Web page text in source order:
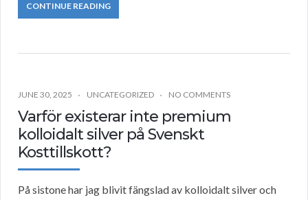
CONTINUE READING
JUNE 30, 2025 UNCATEGORIZED NO COMMENTS
Varför existerar inte premium
kolloidalt silver på Svenskt
Kosttillskott?
På sistone har jag blivit fängslad av kolloidalt silver och